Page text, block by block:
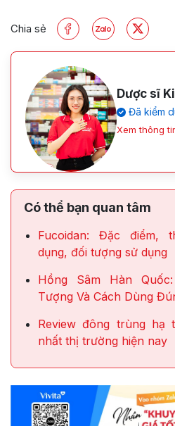
Chia sẻ
Dược sĩ
Đã kiểm
Xem thông
Có thể bạn quan tâm
Fucoidan: Đặc điểm,
dụng, đối tượng sử dụng
Hồng Sâm Hàn
Tượng Và Cách Dùng
Review đông trùng hạ
nhất thị trường hiện nay